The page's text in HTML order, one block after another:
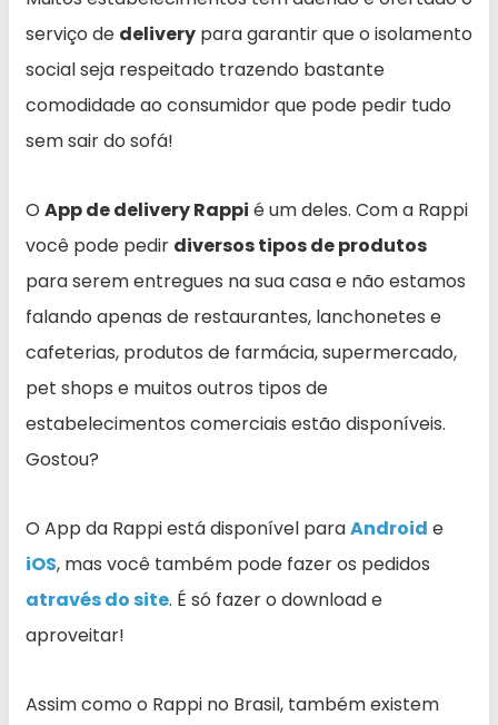
serviço de delivery para garantir que o isolamento
social seja respeitado trazendo bastante
comodidade ao consumidor que pode pedir tudo
sem sair do sofá!
O App de delivery Rappi é um deles. Com a Rappi
você pode pedir diversos tipos de produtos
para serem entregues na sua casa e não estamos
falando apenas de restaurantes, lanchonetes e
cafeterias, produtos de farmácia, supermercado,
pet shops e muitos outros tipos de
estabelecimentos comerciais estão disponíveis.
Gostou?
O App da Rappi está disponível paraAndroid e
iOS, mas você também pode fazer os pedidos
através do site. É só fazer o download e
aproveitar!
Assim como o Rappi no Brasil, também existem